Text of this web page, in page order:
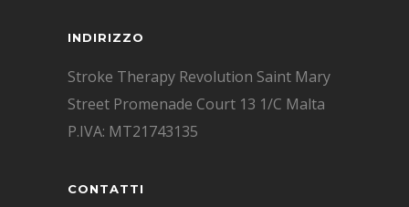
INDIRIZZO
Stroke Therapy Revolution Saint Mary
Street Promenade Court 13 1/C Malta
P.IVA: MT21743135
CONTATTI